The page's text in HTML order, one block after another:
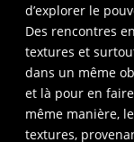
d’explorer le
Des rencontres
textures et
dans un même
et là pour en
même manière,
textures,